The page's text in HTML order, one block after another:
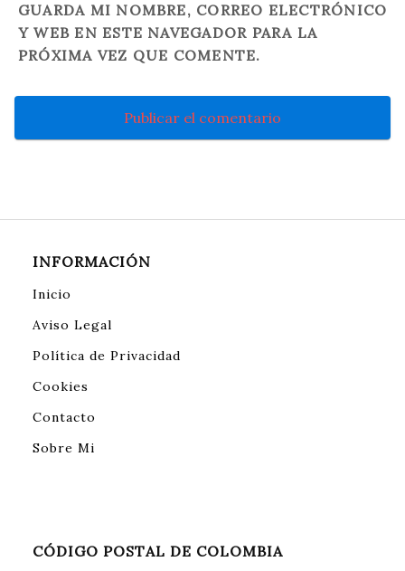
GUARDA MI NOMBRE, CORREO ELECTRÓNICO
Y WEB EN ESTE NAVEGADOR PARA LA
PRÓXIMA VEZ QUE COMENTE.
INFORMACIÓN
Inicio
Aviso Legal
Política de Privacidad
Cookies
Contacto
Sobre Mi
CÓDIGO POSTAL DE COLOMBIA